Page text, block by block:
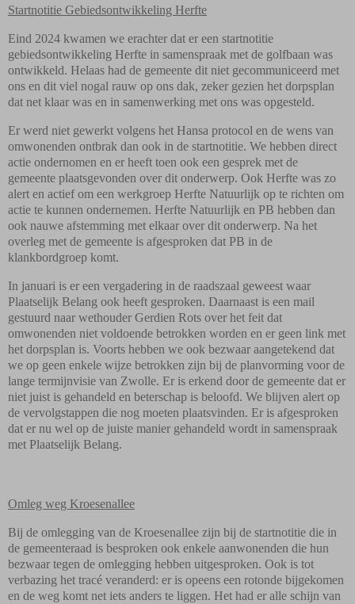
Startnotitie Gebiedsontwikkeling Herfte
Eind 2024 kwamen we erachter dat er een startnotitie
gebiedsontwikkeling Herfte in samenspraak met de golfbaan was
ontwikkeld. Helaas had de gemeente dit niet gecommuniceerd met
ons en dit viel nogal rauw op ons dak, zeker gezien het dorpsplan
dat net klaar was en in samenwerking met ons was opgesteld.
Er werd niet gewerkt volgens het Hansa protocol en de wens van
omwonenden ontbrak dan ook in de startnotitie. We hebben direct
actie ondernomen en er heeft toen ook een gesprek met de
gemeente plaatsgevonden over dit onderwerp. Ook Herfte was zo
alert en actief om een werkgroep Herfte Natuurlijk op te richten om
actie te kunnen ondernemen. Herfte Natuurlijk en PB hebben dan
ook nauwe afstemming met elkaar over dit onderwerp. Na het
overleg met de gemeente is afgesproken dat PB in de
klankbordgroep komt.
In januari is er een vergadering in de raadszaal geweest waar
Plaatselijk Belang ook heeft gesproken. Daarnaast is een mail
gestuurd naar wethouder Gerdien Rots over het feit dat
omwonenden niet voldoende betrokken worden en er geen link met
het dorpsplan is. Voorts hebben we ook bezwaar aangetekend dat
we op geen enkele wijze betrokken zijn bij de planvorming voor de
lange termijnvisie van Zwolle. Er is erkend door de gemeente dat er
niet juist is gehandeld en beterschap is beloofd. We blijven alert op
de vervolgstappen die nog moeten plaatsvinden. Er is afgesproken
dat er nu wel op de juiste manier gehandeld wordt in samenspraak
met Plaatselijk Belang.
Omleg weg Kroesenallee
Bij de omlegging van de Kroesenallee zijn bij de startnotitie die in
de gemeenteraad is besproken ook enkele aanwonenden die hun
bezwaar tegen de omlegging hebben uitgesproken. Ook is tot
verbazing het tracé veranderd: er is opeens een rotonde bijgekomen
en de weg komt net iets anders te liggen. Het had er alle schijn van